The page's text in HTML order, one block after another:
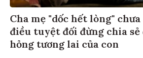
Cha mẹ "dốc hết lòng"
điều tuyệt đối đừng chia
hỏng tương lai của con